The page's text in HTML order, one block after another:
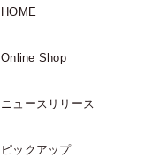
HOME
Online Shop
ニュースリリース
ピックアップ